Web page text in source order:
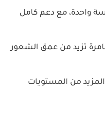
واحدة، مع دعم كامل
تزيد من عمق الشعور
من المستويات